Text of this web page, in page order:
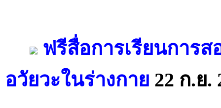
ฟรีสื่อการเรียนการ
อวัยวะในร่างกาย 22 ก.ย.